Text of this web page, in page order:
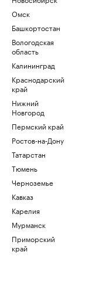
Омск
Башкортостан
Вологодская
область
Калининград
Краснодарский
край
Нижний
Новгород
Пермский край
Ростов-на-Дону
Татарстан
Тюмень
Черноземье
Кавказ
Карелия
Мурманск
Приморский
край